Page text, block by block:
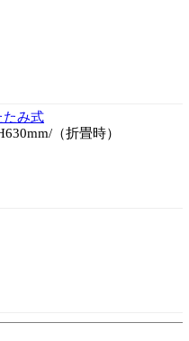
み式
（折畳時）